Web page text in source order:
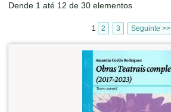
Dende 1 até 12 de 30 elementos
1 2 3 Seguinte >>